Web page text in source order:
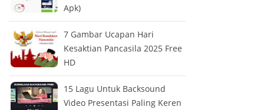
Apk)
7 Gambar Ucapan Hari
Kesaktian Pancasila 2025 Free
HD
15 Lagu Untuk Backsound
Video Presentasi Paling Keren